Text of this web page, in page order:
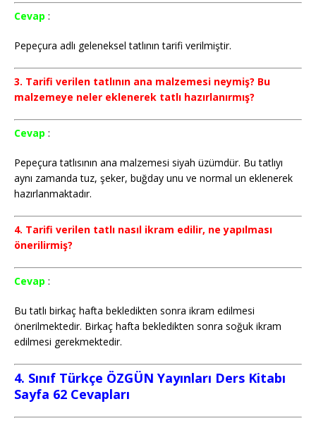
Cevap :
Pepeçura adlı geleneksel tatlının tarifi verilmiştir.
3. Tarifi verilen tatlının ana malzemesi neymiş? Bu
malzemeye neler eklenerek tatlı hazırlanırmış?
Cevap :
Pepeçura tatlısının ana malzemesi siyah üzümdür. Bu tatlıyı
aynı zamanda tuz, şeker, buğday unu ve normal un eklenerek
hazırlanmaktadır.
4. Tarifi verilen tatlı nasıl ikram edilir, ne yapılması
önerilirmiş?
Cevap :
Bu tatlı birkaç hafta bekledikten sonra ikram edilmesi
önerilmektedir. Birkaç hafta bekledikten sonra soğuk ikram
edilmesi gerekmektedir.
4. Sınıf Türkçe ÖZGÜN Yayınları Ders Kitabı
Sayfa 62 Cevapları